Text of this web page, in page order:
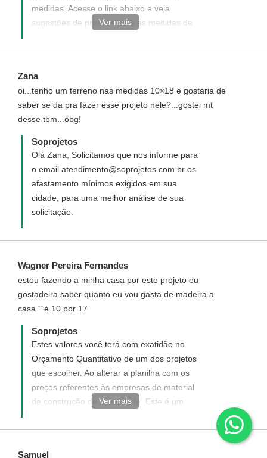
medidas. Acesse o link abaixo e veja
sugestões de projetos para as medidas de
projeto personalizado elaborado do seu
necessidades
http://www.soprojetos.com.br/ver-
projetos/plantas?
Ver mais
Zana
oi...tenho um terreno nas medidas 10×18 e gostaria de
saber se da pra fazer esse projeto nele?...gostei mt
desse tbm...obg!
Soprojetos
Olá Zana, Solicitamos que nos informe para
o email atendimento@soprojetos.com.br os
afastamento mínimos exigidos em sua
cidade, para uma melhor análise de sua
solicitação.
Wagner Pereira Fernandes
estou fazendo a minha casa por este projeto eu
gostadeira saber quanto eu vou gasta de madeira a
casa ´´é 10 por 17
Soprojetos
Estes valores você terá com exatidão no
Orçamento Quantitativo de um dos projetos
que escolher. Ao alterar a planilha com os
preços referentes às empresas de material
de construção de sua cidade. Este é um
precisão de quanto irá gastar com toda a
Ver mais
Samuel